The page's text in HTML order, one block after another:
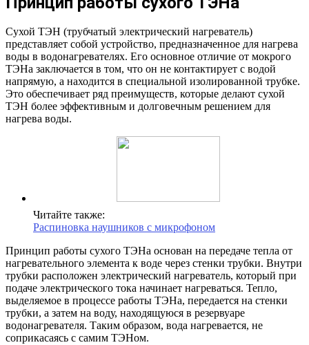
Сухой ТЭН (трубчатый электрический нагреватель)
представляет собой устройство, предназначенное для нагрева
воды в водонагревателях. Его основное отличие от мокрого
ТЭНа заключается в том, что он не контактирует с водой
напрямую, а находится в специальной изолированной трубке.
Это обеспечивает ряд преимуществ, которые делают сухой
ТЭН более эффективным и долговечным решением для
нагрева воды.
Читайте также:
Распиновка наушников с микрофоном
Принцип работы сухого ТЭНа основан на передаче тепла от
нагревательного элемента к воде через стенки трубки. Внутри
трубки расположен электрический нагреватель, который при
подаче электрического тока начинает нагреваться. Тепло,
выделяемое в процессе работы ТЭНа, передается на стенки
трубки, а затем на воду, находящуюся в резервуаре
водонагревателя. Таким образом, вода нагревается, не
соприкасаясь с самим ТЭНом.